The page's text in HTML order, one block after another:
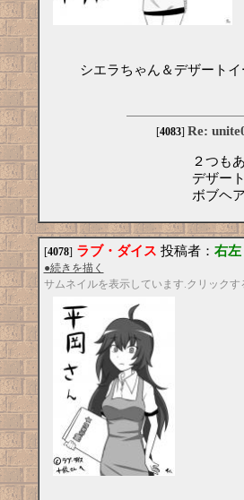
シエラちゃん＆デザート
[4083] Re:
２つも
デザー
ボブヘ
[4078] ラブ・ダイス 投稿者： 右左
●続きを描く
サムネイルを表示しています.クリックす